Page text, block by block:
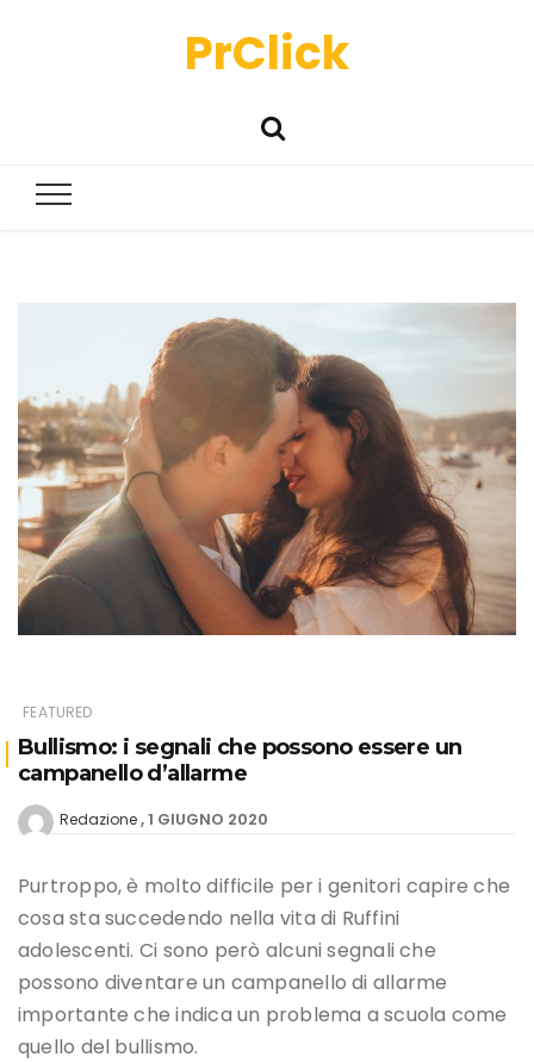
PrClick
FEATURED
Bullismo: i segnali che possono essere un
campanello d’allarme
Redazione 1 GIUGNO 2020
Purtroppo, è molto difficile per i genitori capire che
cosa sta succedendo nella vita di Ruffini
adolescenti. Ci sono però alcuni segnali che
possono diventare un campanello di allarme
importante che indica un problema a scuola come
quello del bullismo.